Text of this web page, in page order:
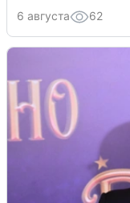
6 августа 62